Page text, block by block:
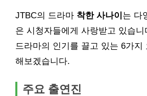
JTBC의 드라마 착한 사나이 는 다
은 시청자들에게 사랑받고 있습니
드라마의 인기를 끌고 있는 6가지
해보겠습니다.
주요 출연진